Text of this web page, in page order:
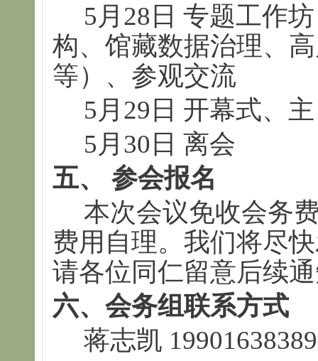
5月28日 专题工作
构、馆藏数据治理、
等）、参观交流
5月29日 开幕式、
5月30日 离会
五、
参会报名
本次会议免收会务
费用自理。我们将尽
请各位同仁留意后续
六、会务组联系方式
蒋志凯